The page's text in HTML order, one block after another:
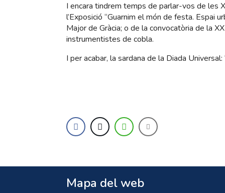
I encara tindrem temps de parlar-vos de les
l’Exposició “Guarnim el món de festa. Espai
Major de Gràcia; o de la convocatòria de la
instrumentistes de cobla.
I per acabar, la sardana de la Diada
Mapa del web